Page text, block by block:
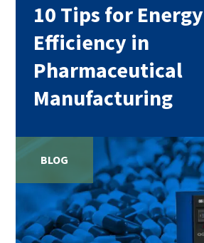
10 Tips for Energy
Efficiency in
Pharmaceutical
Manufacturing
BLOG